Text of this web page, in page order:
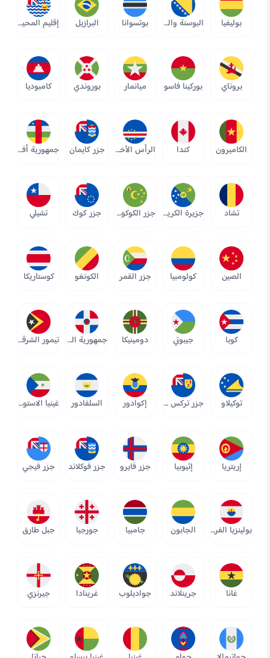
بوليفيا البوسنة والهرسك بوتسوانا البرازيل إقليم المحيط الهندي البريطاني
بروناي بوركينا فاسو ميانمار بوروندي كامبوديا
الكاميرون كندا الرأس الأخضر جزر كايمان جمهورية أفريقيا الوسطى
تشاد جزيرة الكريسماس جزر الكوكوس (كيلين) جزر كوك تشيلي
الصين كولومبيا جزر القمر الكونغو كوستاريكا
كوبا جيبوتي دومينيكا جمهورية الدومينيكان تيمور الشرقية
توكيلاو جزر تركس وكايكوس إكوادور السلفادور غينيا الاستوائية
إريتريا إثيوبيا جزر فايرو جزر فوكلاند جزر فيجي
بولينزيا الفرنسية الجابون جامبيا جورجيا جبل طارق
غانا جرينلاند جواديلوب غرينادا جيرنزي